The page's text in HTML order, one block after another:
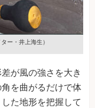
ー・井上海生）
が風の強さを大き
を曲がるだけで体
た地形を把握して